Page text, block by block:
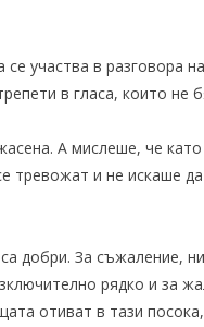
участва в разговора
в гласа, които
А мислеше, че
тревожат и не искаше
добри. За съжаление,
рядко и за
отиват в тази